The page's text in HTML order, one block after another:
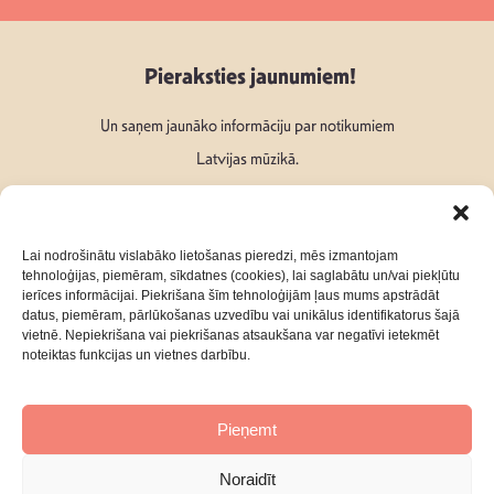
Lai nodrošinātu vislabāko lietošanas pieredzi, mēs izmantojam
tehnoloģijas, piemēram, sīkdatnes (cookies), lai saglabātu un/vai piekļūtu
ierīces informācijai. Piekrišana šīm tehnoloģijām ļaus mums apstrādāt
datus, piemēram, pārlūkošanas uzvedību vai unikālus identifikatorus šajā
vietnē. Nepiekrišana vai piekrišanas atsaukšana var negatīvi ietekmēt
noteiktas funkcijas un vietnes darbību.
Pieņemt
Noraidīt
Pieraksties jaunumiem!
Un saņem jaunāko informāciju par notikumiem
Latvijas mūzikā.
Seko mums:
Par mumsKontakti